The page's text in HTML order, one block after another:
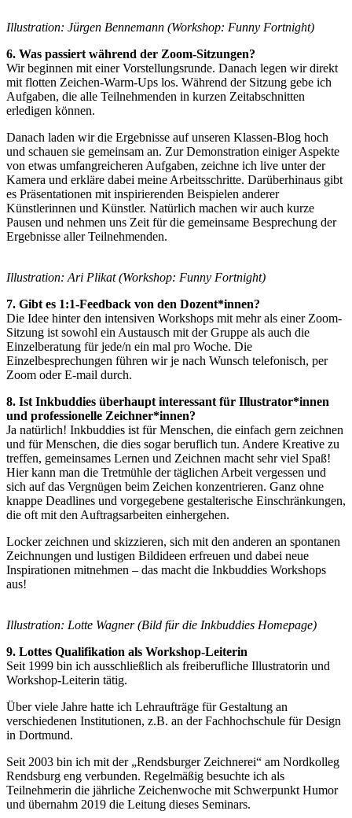
Illustration: Jürgen Bennemann (Workshop: Funny Fortnight)
6. Was passiert während der Zoom-Sitzungen?
Wir beginnen mit einer Vorstellungsrunde. Danach legen wir direkt
mit flotten Zeichen-Warm-Ups los. Während der Sitzung gebe ich
Aufgaben, die alle Teilnehmenden in kurzen Zeitabschnitten
erledigen können.
Danach laden wir die Ergebnisse auf unseren Klassen-Blog hoch
und schauen sie gemeinsam an. Zur Demonstration einiger Aspekte
von etwas umfangreicheren Aufgaben, zeichne ich live unter der
Kamera und erkläre dabei meine Arbeitsschritte. Darüberhinaus gibt
es Präsentationen mit inspirierenden Beispielen anderer
Künstlerinnen und Künstler. Natürlich machen wir auch kurze
Pausen und nehmen uns Zeit für die gemeinsame Besprechung der
Ergebnisse aller Teilnehmenden.
Illustration: Ari Plikat (Workshop: Funny Fortnight)
7. Gibt es 1:1-Feedback von den Dozent*innen?
Die Idee hinter den intensiven Workshops mit mehr als einer Zoom-
Sitzung ist sowohl ein Austausch mit der Gruppe als auch die
Einzelberatung für jede/n ein mal pro Woche. Die
Einzelbesprechungen führen wir je nach Wunsch telefonisch, per
Zoom oder E-mail durch.
8. Ist Inkbuddies überhaupt interessant für Illustrator*innen
und professionelle Zeichner*innen?
Ja natürlich! Inkbuddies ist für Menschen, die einfach gern zeichnen
und für Menschen, die dies sogar beruflich tun. Andere Kreative zu
treffen, gemeinsames Lernen und Zeichnen macht sehr viel Spaß!
Hier kann man die Tretmühle der täglichen Arbeit vergessen und
sich auf das Vergnügen beim Zeichen konzentrieren. Ganz ohne
knappe Deadlines und vorgegebene gestalterische Einschränkungen,
die oft mit den Auftragsarbeiten einhergehen.
Locker zeichnen und skizzieren, sich mit den anderen an spontanen
Zeichnungen und lustigen Bildideen erfreuen und dabei neue
Inspirationen mitnehmen – das macht die Inkbuddies Workshops
aus!
Illustration: Lotte Wagner (Bild für die Inkbuddies Homepage)
9. Lottes Qualifikation als Workshop-Leiterin
Seit 1999 bin ich ausschließlich als freiberufliche Illustratorin und
Workshop-Leiterin tätig.
Über viele Jahre hatte ich Lehraufträge für Gestaltung an
verschiedenen Institutionen, z.B. an der Fachhochschule für Design
in Dortmund.
Seit 2003 bin ich mit der „Rendsburger Zeichnerei“ am Nordkolleg
Rendsburg eng verbunden. Regelmäßig besuchte ich als
Teilnehmerin die jährliche Zeichenwoche mit Schwerpunkt Humor
und übernahm 2019 die Leitung dieses Seminars.